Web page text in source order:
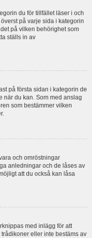
du för tillfället läser i och
på varje sida i kategorin
på vilken behörighet som
ställs in av
på första sidan i kategorin de
när du kan. Som med anslag
som bestämmer vilken
och omröstningar
anledningar och de låses av
att du också kan låsa
med inlägg för att
eller inte bestäms av